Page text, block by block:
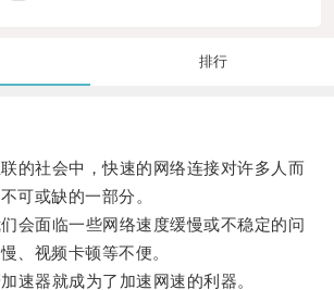
排行
社会中，快速的网络连接对许多人而
可或缺的一部分。
面临一些网络速度缓慢或不稳定的问
、视频卡顿等不便。
器就成为了加速网速的利器。